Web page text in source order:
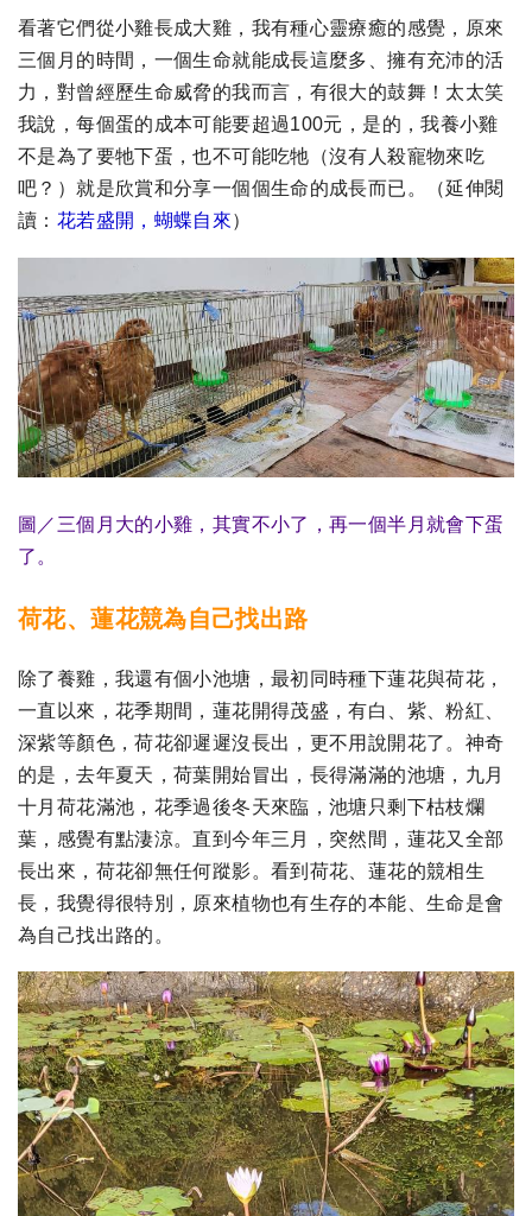
看著它們從小雞長成大雞，我有種心靈療癒的感覺，原來
三個月的時間，一個生命就能成長這麼多、擁有充沛的活
力，對曾經歷生命威脅的我而言，有很大的鼓舞！太太笑
我說，每個蛋的成本可能要超過100元，是的，我養小雞
不是為了要牠下蛋，也不可能吃牠（沒有人殺寵物來吃
吧？）就是欣賞和分享一個個生命的成長而已。
（延伸閱
讀： 花若盛開，蝴蝶自來）
圖／三個月大的小雞，其實不小了，再一個半月就會下蛋
了。
荷花、蓮花競為自己找出路
除了養雞，我還有個小池塘，最初同時種下蓮花與荷花，
一直以來，花季期間，蓮花開得茂盛，有白、紫、粉紅、
深紫等顏色，荷花卻遲遲沒長出，更不用說開花了。神奇
的是，去年夏天，荷葉開始冒出，長得滿滿的池塘，九月
十月荷花滿池，花季過後冬天來臨，池塘只剩下枯枝爛
葉，感覺有點淒涼。直到今年三月，突然間，蓮花又全部
長出來，荷花卻無任何蹤影。看到荷花、蓮花的競相生
長，我覺得很特別，原來植物也有生存的本能、生命是會
為自己找出路的。